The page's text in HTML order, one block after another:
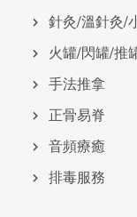
針灸/溫針灸/
火罐/閃罐/推
手法推拿
正骨易脊
⾳頻療癒
排毒服務